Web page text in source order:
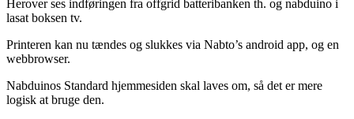
Herover ses indføringen fra offgrid batteribanken th. og nabduino i
lasat boksen tv.
Printeren kan nu tændes og slukkes via Nabto’s android app, og en
webbrowser.
Nabduinos Standard hjemmesiden skal laves om, så det er mere
logisk at bruge den.